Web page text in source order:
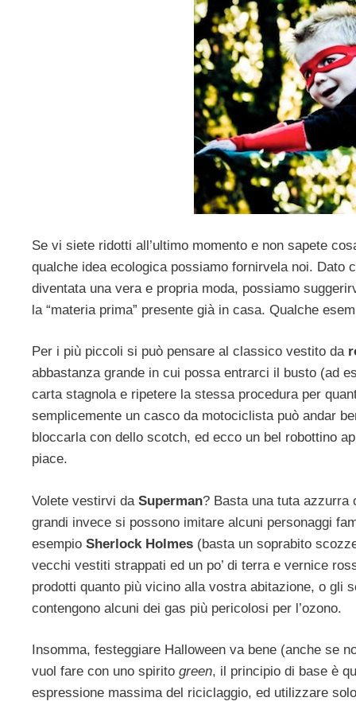
Se vi siete ridotti all’ultimo momento e non sapete
qualche idea ecologica possiamo fornirvela noi.
diventata una vera e propria moda, possiamo
la “materia prima” presente già in casa. Qualche
Per i più piccoli si può pensare al classico vestito da
abbastanza grande in cui possa entrarci il busto (ad
carta stagnola e ripetere la stessa procedura per
semplicemente un casco da motociclista può andar
bloccarla con dello scotch, ed ecco un bel robottino
piace.
Volete vestirvi da Superman? Basta una tuta azzurra
grandi invece si possono imitare alcuni personaggi
esempio Sherlock Holmes (basta un soprabito
vecchi vestiti strappati ed un po’ di terra e vernice
prodotti quanto più vicino alla vostra abitazione, o gli
contengono alcuni dei gas più pericolosi per l’ozono.
Insomma, festeggiare Halloween va bene (anche se
vuol fare con uno spirito green, il principio di base è
espressione massima del riciclaggio, ed utilizzare